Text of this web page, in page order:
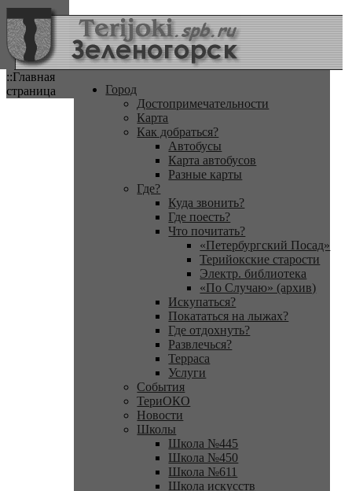
::Главная
страница
Город
Достопримечательности
Карта
Как добраться?
Автобусы
Карта автобусов
Разные карты
Где?
Куда звонить?
Где поесть?
Что почитать?
«Петербургский Посад»
Терийокские старости
Электр. библиотека
«По Случаю» (архив)
Искупаться?
Покататься на лыжах?
Где отдохнуть?
Развлечься?
Терраса
Услуги
События
ТериОКО
Новости
Школы
Школа №445
Школа №450
Школа №611
Школа искусств